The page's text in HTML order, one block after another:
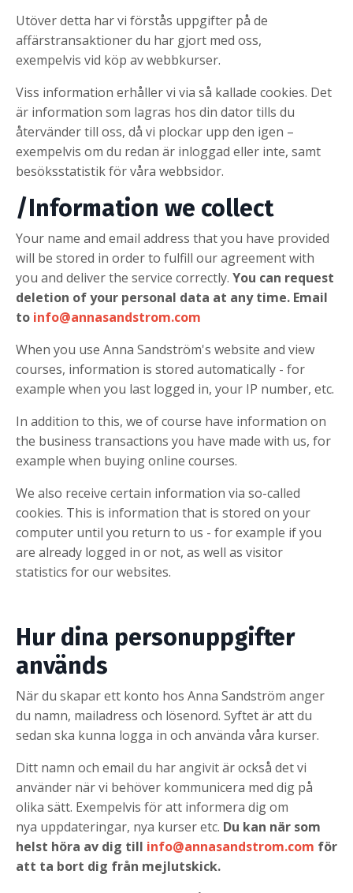
Utöver detta har vi förstås uppgifter på de
affärstransaktioner du har gjort med oss,
exempelvis vid köp av webbkurser.
Viss information erhåller vi via så kallade cookies. Det
är information som lagras hos din dator tills du
återvänder till oss, då vi plockar upp den igen –
exempelvis om du redan är inloggad eller inte, samt
besöksstatistik för våra webbsidor.
/Information we collect
Your name and email address that you have provided
will be stored in order to fulfill our agreement with
you and deliver the service correctly. You can request
deletion of your personal data at any time. Email
to info@annasandstrom.com
When you use Anna Sandström's website and view
courses, information is stored automatically - for
example when you last logged in, your IP number, etc.
In addition to this, we of course have information on
the business transactions you have made with us, for
example when buying online courses.
We also receive certain information via so-called
cookies. This is information that is stored on your
computer until you return to us - for example if you
are already logged in or not, as well as visitor
statistics for our websites.
Hur dina personuppgifter
används
När du skapar ett konto hos Anna Sandström anger
du namn, mailadress och lösenord. Syftet är att du
sedan ska kunna logga in och använda våra kurser.
Ditt namn och email du har angivit är också det vi
använder när vi behöver kommunicera med dig på
olika sätt. Exempelvis för att informera dig om
nya uppdateringar, nya kurser etc. Du kan när som
helst höra av dig till info@annasandstrom.com för
att ta bort dig från mejlutskick.